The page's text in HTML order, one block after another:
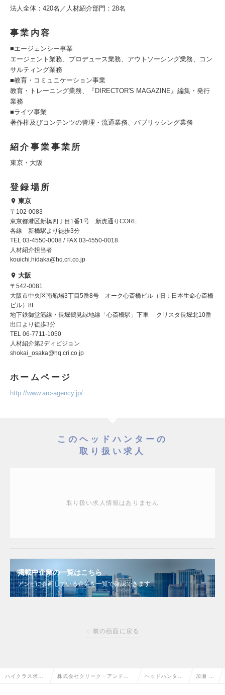
法人全体：420名／人材紹介部門：28名
事業内容
■エージェンシー事業
エージェント業務、プロデュース業務、アウトソーシング業務、コン
サルティング業務
■教育・コミュニケーション事業
教育・トレーニング業務、『DIRECTOR'S MAGAZINE』編集・発行
業務
■ライツ事業
著作権及びコンテンツの管理・流通業務、パブリッシング業務
紹介事業事業所
東京・大阪
登録場所
東京
〒102-0083
東京都港区新橋四丁目1番1号 新虎通りCORE
各線 新橋駅より徒歩3分
TEL 03-4550-0008 / FAX 03-4550-0018
人材紹介担当者
kouichi.hidaka@hq.cri.co.jp
大阪
〒542-0081
大阪市中央区南船場3丁目5番8号 オーク心斎橋ビル（旧：日本生命心斎橋
ビル）8F
地下鉄御堂筋線・長堀鶴見緑地線「心斎橋駅」下車 クリスタ長堀北10番
出口より徒歩3分
TEL 06-7711-1050
人材紹介第2ディビジョン
shokai_osaka@hq.cri.co.jp
ホームページ
http://www.arc-agency.jp/
このヘッドハンターの
取り扱い求人
取り扱い求人情報はありません
掲載中企業の一覧はこちら
アンビに参画している企業を一覧で確認できます
前の画面に戻る
ハイクラス求人 株式会社クリーク・アンド・ ヘッドハンター 加瀬 勇